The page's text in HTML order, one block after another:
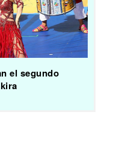
el segundo